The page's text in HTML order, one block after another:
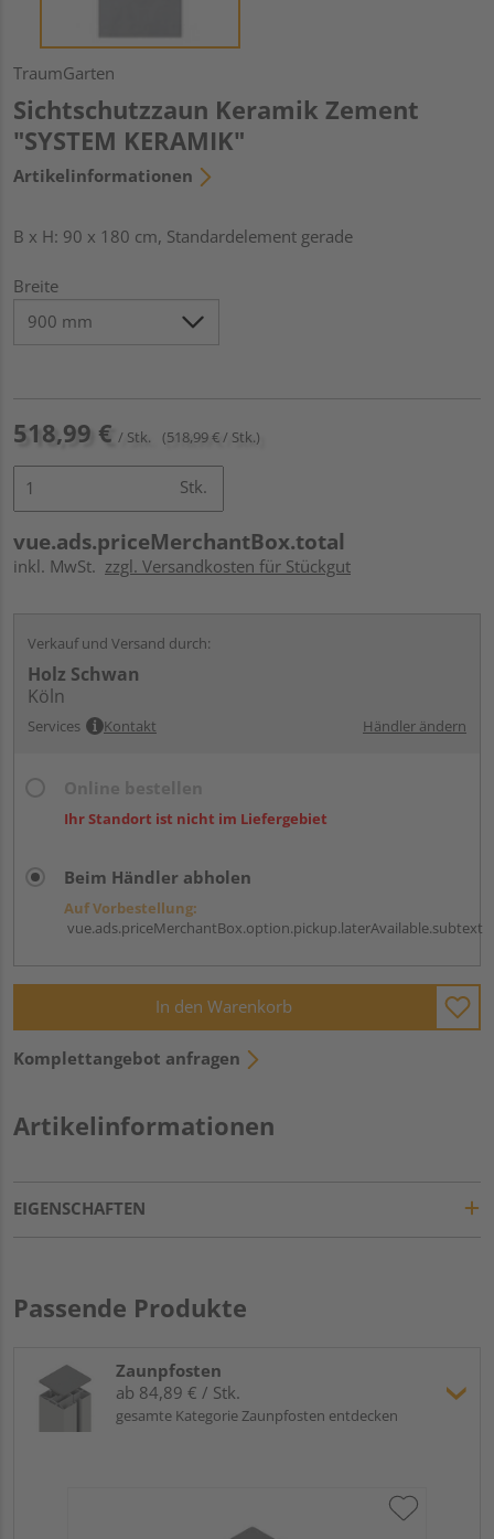
TraumGarten
Sichtschutzzaun Keramik Zement
"SYSTEM KERAMIK"
Artikelinformationen
B x H: 90 x 180 cm, Standardelement gerade
Breite
518,99 € / Stk. (518,99 € / Stk.)
Stk.
vue.ads.priceMerchantBox.total
inkl. MwSt. zzgl. Versandkosten für Stückgut
Verkauf und Versand durch:
Holz Schwan
Köln
Services Kontakt Händler ändern
Ihr Standort ist nicht im Liefergebiet
Beim Händler abholen
Auf Vorbestellung:
vue.ads.priceMerchantBox.option.pickup.laterAvailable.subtext
In den Warenkorb
Komplettangebot anfragen
Artikelinformationen
EIGENSCHAFTEN
Passende Produkte
Zaunpfosten
ab 84,89 € / Stk.
gesamte Kategorie Zaunpfosten entdecken